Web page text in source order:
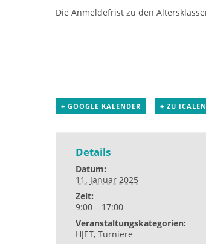
Die Anmeldefrist zu den
+ GOOGLE KALENDER + ZU
Details
Datum:
11. Januar 2025
Zeit:
9:00 – 17:00
Veranstaltungskategorien:
HJET, Turniere